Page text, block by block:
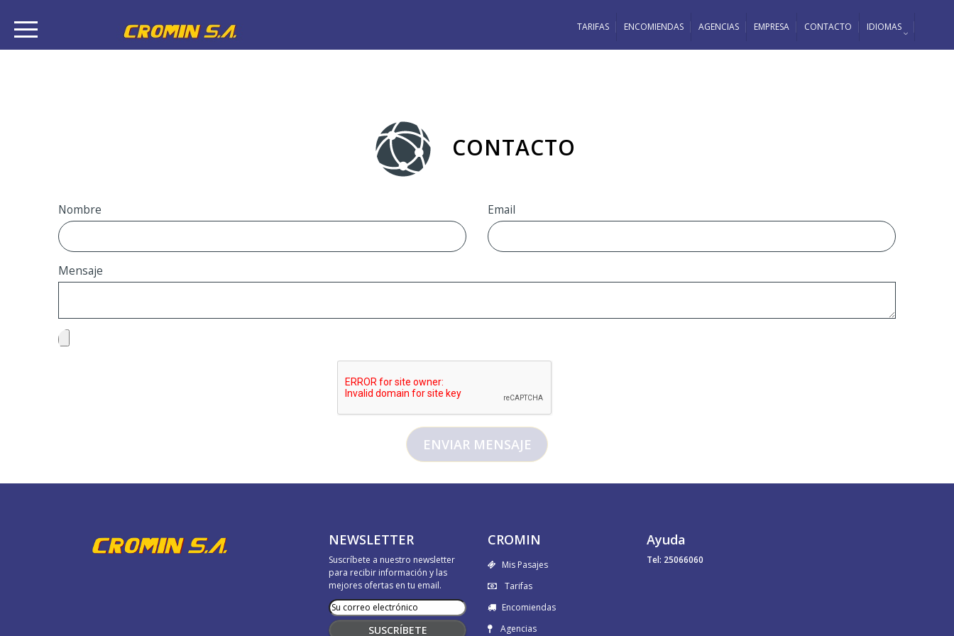
TARIFAS ENCOMIENDAS AGENCIAS EMPRESA CONTACTO IDIOMAS
CONTACTO
Nombre Email
Mensaje
NEWSLETTER
Suscríbete a nuestro newsletter
para recibir información y las
mejores ofertas en tu email.
CROMIN
Mis Pasajes
Tarifas
Encomiendas
Agencias
Ayuda
Tel: 25066060